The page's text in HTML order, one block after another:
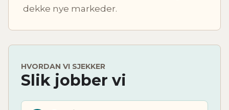
dekke nye markeder.
HVORDAN VI SJEKKER
Slik jobber vi